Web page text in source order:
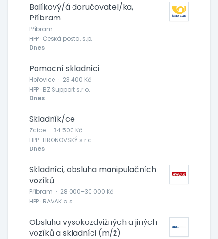
Balíkový/á doručovatel/ka,
Příbram
Příbram
HPP · Česká pošta, s.p.
Dnes
Pomocní skladníci
Hořovice · 23 400 Kč
HPP · BZ Support s.r.o.
Dnes
Skladník/ce
Zdice · 34 500 Kč
HPP · HRONOVSKÝ s.r.o.
Dnes
Skladníci, obsluha manipulačních
vozíků
Příbram · 28 000–30 000 Kč
HPP · RAVAK a.s.
Obsluha vysokozdvižných a jiných
vozíků a skladníci (m/ž)